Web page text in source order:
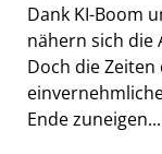
Dank KI-Boom
nähern sich die
Doch die
Ende